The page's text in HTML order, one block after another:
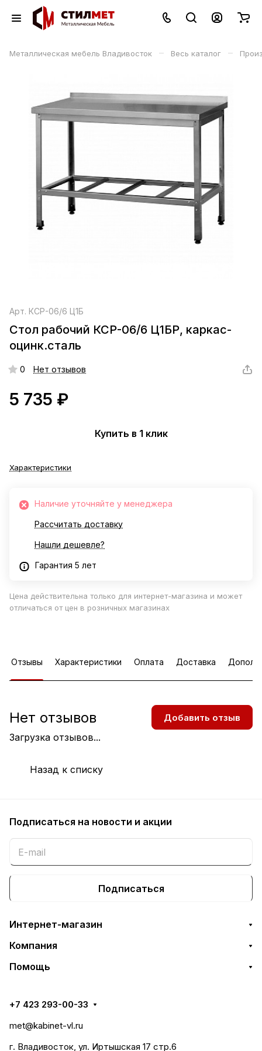
Металлическая мебель Владивосток – Весь каталог –
Арт. КСР-06/6 Ц1Б
Стол рабочий КСР-06/6 Ц1БР, каркас-
оцинк.сталь
0 Нет отзывов
5 735 ₽
Купить в 1 клик
Характеристики
Наличие уточняйте у менеджера
Рассчитать доставку
Нашли дешевле?
Гарантия 5 лет
Цена действительна только для интернет-магазина и может
отличаться от цен в розничных магазинах
Отзывы Характеристики Оплата Доставка
Загрузка отзывов...
Нет отзывов Добавить отзыв
Назад к списку
Подписаться на новости и акции
Подписаться
Интернет-магазин
Компания
Помощь
+7 423 293-00-33
met@kabinet-vl.ru
г. Владивосток, ул. Иртышская 17 стр.6